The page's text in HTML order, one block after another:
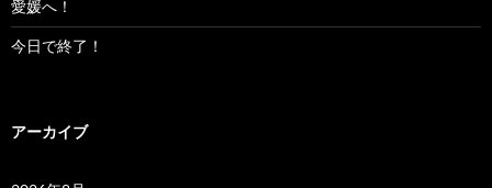
愛媛へ！
今日で終了！
アーカイブ